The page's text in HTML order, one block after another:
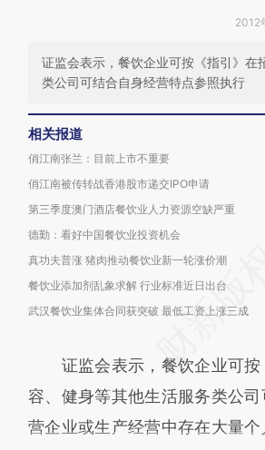
2012
证监会表示，餐饮企业可按《指引》在
类公司可结合自身经营特点参照执行
相关报道
俏江南张兰：目前上市不重要
俏江南被传转战香港股市递交IPO申请
第三季度澳门酒店餐饮业人力资源空缺严重
德勤：看好中国餐饮业投资机会
真功夫普涨 猪肉推动餐饮业新一轮涨价潮
餐饮业添加剂乱象求解 行业标准近日出台
武汉餐饮业集体合同获突破 最低工资上涨三成
证监会表示，餐饮企业可按
容、健身等其他生活服务类公
营企业或生产经营中存在大量